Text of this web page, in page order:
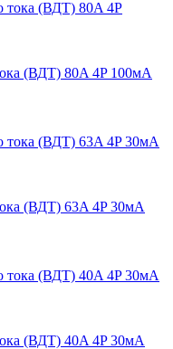
(ВДТ) 80A 4P 100мА
(ВДТ) 63A 4P 30мА
(ВДТ) 40A 4P 30мА